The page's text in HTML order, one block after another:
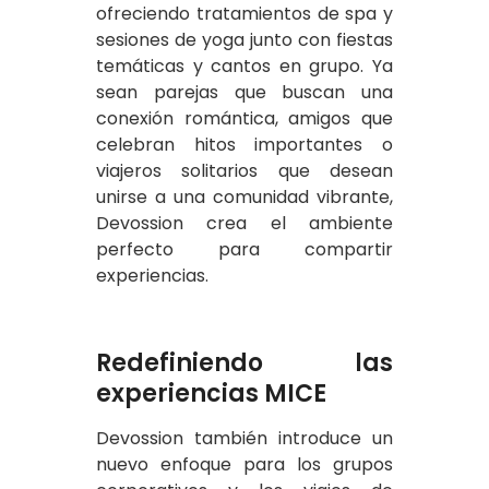
ofreciendo tratamientos de spa y
sesiones de yoga junto con fiestas
temáticas y cantos en grupo. Ya
sean parejas que buscan una
conexión romántica, amigos que
celebran hitos importantes o
viajeros solitarios que desean
unirse a una comunidad vibrante,
Devossion crea el ambiente
perfecto para compartir
experiencias.
Redefiniendo las
experiencias MICE
Devossion también introduce un
nuevo enfoque para los grupos